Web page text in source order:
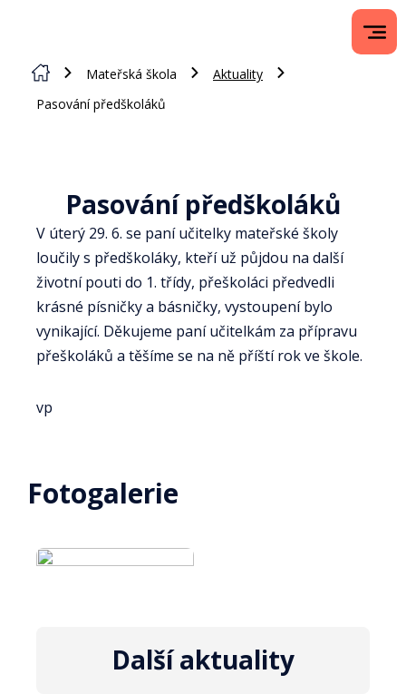
Mateřská škola
Aktuality
Pasování předškoláků
Pasování předškoláků
V úterý 29. 6. se paní učitelky mateřské školy
loučily s předškoláky, kteří už půjdou na další
životní pouti do 1. třídy, přeškoláci předvedli
krásné písničky a básničky, vystoupení bylo
vynikající. Děkujeme paní učitelkám za přípravu
přeškoláků a těšíme se na ně příští rok ve škole.
vp
Fotogalerie
Další aktuality